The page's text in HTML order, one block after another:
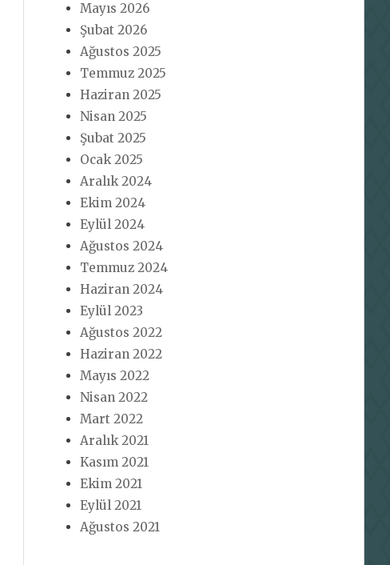
Mayıs 2026
Şubat 2026
Ağustos 2025
Temmuz 2025
Haziran 2025
Nisan 2025
Şubat 2025
Ocak 2025
Aralık 2024
Ekim 2024
Eylül 2024
Ağustos 2024
Temmuz 2024
Haziran 2024
Eylül 2023
Ağustos 2022
Haziran 2022
Mayıs 2022
Nisan 2022
Mart 2022
Aralık 2021
Kasım 2021
Ekim 2021
Eylül 2021
Ağustos 2021